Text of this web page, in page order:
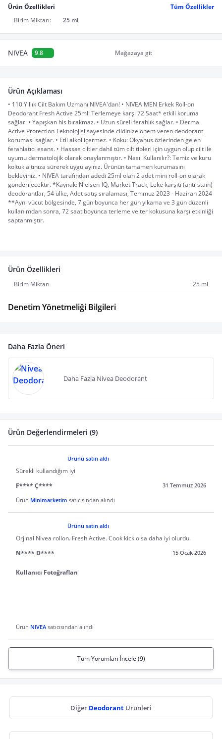
Ürün Özellikleri
Tüm Özellikler
Birim Miktarı:
25 ml
NIVEA 9.8 Mağazaya git
Ürün Açıklaması
• 110 Yıllık Cilt Bakım Uzmanı NIVEA'dan! • NIVEA MEN Erkek Roll-on
Deodorant Fresh Active 25ml: Terlemeye karşı 72 Saat* etkili koruma
sağlar. • Yapışkan his bırakmaz. • Uzun süreli ferahlık sağlar. • Derma
Active Protection Teknolojisi sayesinde cildinize önem veren deodorant
koruması sağlar. • Etil alkol içermez. • Koku: Okyanus özlerinden gelen
ferahlatıcı esans. • Hassas ciltler dahil tüm cilt tipleri için uygun olup cilt ile
uyumu dermatolojik olarak onaylanmıştır. • Nasıl Kullanılır?: Temiz ve kuru
koltuk altınıza sürerek uygulayınız. Ürünün tamamen kurumasını
bekleyiniz. • NIVEA tarafından adedi 25ml olan 2 adet mini roll-on olarak
gönderilecektir. *Kaynak: Nielsen-IQ, Market Track, Leke karşıtı (anti-stain)
deodorantlar, 54 ülke, Adet satış sıralaması, Temmuz 2023 - Haziran 2024
**Aynı vücut bölgesinde, 7 gün boyunca her gün yıkama ve 3 gün düzenli
kullanımdan sonra, 72 saat boyunca terleme ve ter kokusuna karşı etkinliği
saptanmıştır.
Ürün Özellikleri
Birim Miktarı 25 ml
Denetim Yönetmeliği Bilgileri
Daha Fazla Öneri
Daha Fazla Nivea Deodorant
Ürün Değerlendirmeleri (9)
Ürünü satın aldı
Sürekli kullandığım iyi
F**** Ç****
31 Temmuz 2026
Ürün Minimarketim satıcısından alındı
Ürünü satın aldı
Orjinal Nivea rollon. Fresh Active. Cook kick olsa daha iyi olurdu.
N**** D****
15 Ocak 2026
Kullanıcı Fotoğrafları
Ürün NIVEAsatıcısından alındı
Tüm Yorumları İncele (9)
Diğer Deodorant Ürünleri